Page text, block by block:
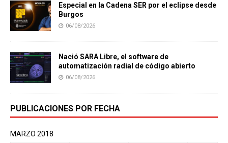
Especial en la Cadena SER por el eclipse desde
Burgos
06/08/2026
Nació SARA Libre, el software de
automatización radial de código abierto
06/08/2026
PUBLICACIONES POR FECHA
MARZO 2018